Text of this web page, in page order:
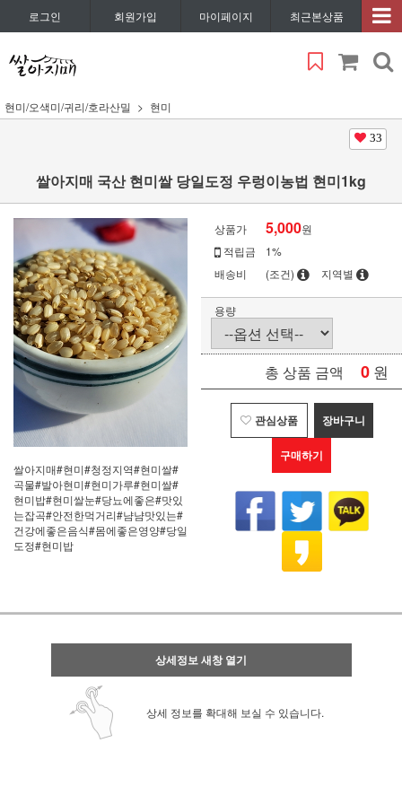
로그인 회원가입 마이페이지 최근본상품
현미/오색미/귀리/호라산밀 현미
33
쌀아지매 국산 현미쌀 당일도정 우렁이농법 현미1kg
쌀아지매#현미#청정지역#현미쌀#
곡물#발아현미#현미가루#현미쌀#
현미밥#현미쌀눈#당뇨에좋은#맛있
는잡곡#안전한먹거리#냠냠맛있는#
건강에좋은음식#몸에좋은영양#당일
도정#현미밥
상품가 5,000원
적립금
1%
배송비
(조건) 지역별
용량
총 상품 금액 0 원
관심상품 장바구니
구매하기
상세정보 새창 열기
상세 정보를 확대해 보실 수 있습니다.